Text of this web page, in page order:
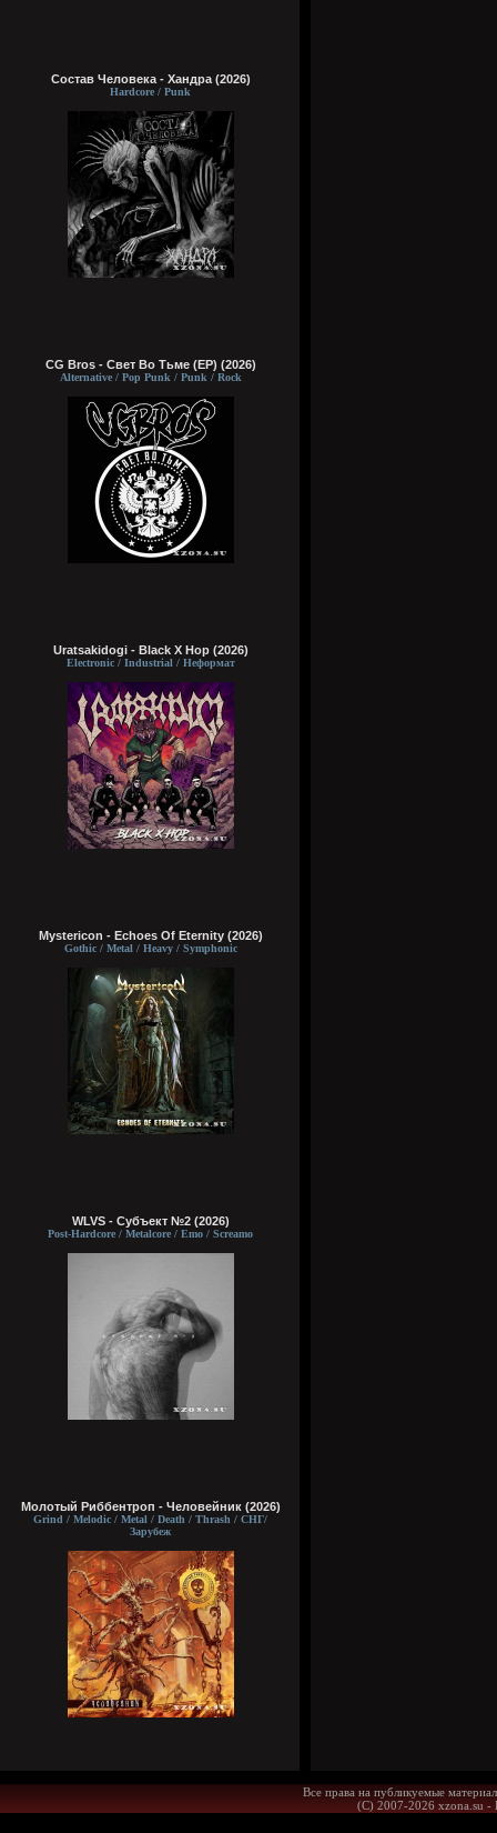
Состав Человека - Хандра (2026)
Hardcore / Punk
CG Bros - Свет Во Тьме (EP) (2026)
Alternative / Pop Punk / Punk / Rock
Uratsakidogi - Black X Hop (2026)
Electronic / Industrial / Неформат
Mystericon - Echoes Of Eternity (2026)
Gothic / Metal / Heavy / Symphonic
WLVS - Субъект №2 (2026)
Post-Hardcore / Metalcore / Emo / Screamo
Молотый Риббентроп - Человейник (2026)
Grind / Melodic / Metal / Death / Thrash / СНГ/
Зарубеж
Все права на публикуемые
(С) 2007-2026 xzona.su -